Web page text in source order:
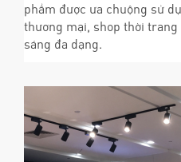
phẩm được ưa chuộng sử
thương mại, shop thời trang
sáng đa dạng.